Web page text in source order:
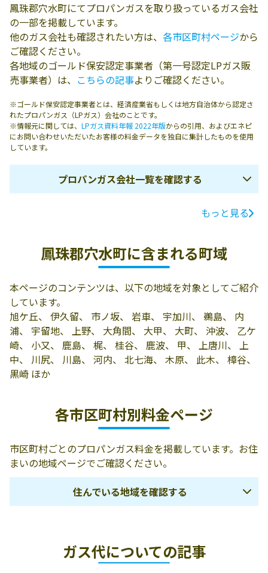
鳳珠郡穴水町にてプロパンガスを取り扱っているガス会社
の一部を掲載しています。
他のガス会社も確認されたい方は、 各市区町村ページから
ご確認ください。
各地域のゴールド保安認定事業者（第一号認定LPガス販
売事業者）は、 こちらの記事よりご確認ください。
※ゴールド保安認定事業者とは、経済産業省もしくは地方自治体から認定さ
れたプロパンガス（LPガス）会社のことです。
※情報元に関しては、 LPガス資料年報 2022年版からの引用、およびエネピ
にお問い合わせいただいたお客様の料金データを独自に集計したものを使用
しています。
プロパンガス会社一覧を確認する
電話番号
島ﾖ9-31
もっと見る
鳳珠郡穴水町に含まれる町域
本ページのコンテンツは、以下の地域を対象としてご紹介
しています。
旭ケ丘、 伊久留、 市ノ坂、 岩車、 宇加川、 鵜島、 内
浦、 宇留地、 上野、 大角間、 大甲、 大町、 沖波、 乙ケ
崎、 小又、 鹿島、 梶、 桂谷、 鹿波、 甲、 上唐川、 上
中、 川尻、 川島、 河内、 北七海、 木原、 此木、 樟谷、
黒崎 ほか
各市区町村別料金ページ
市区町村ごとのプロパンガス料金を掲載しています。お住
まいの地域ページでご確認ください。
住んでいる地域を確認する
能美郡川北町
金沢市
ガス代についての記事